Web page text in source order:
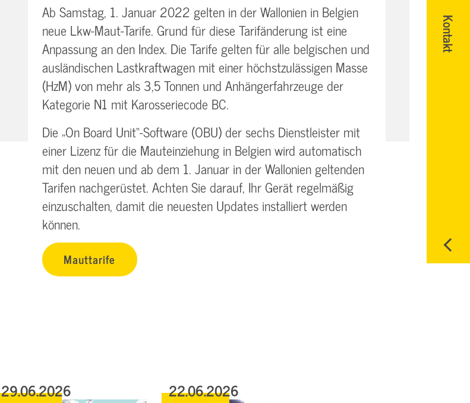
Kontakt
Ab Samstag, 1. Januar 2022 gelten in der Wallonien in Belgien
neue Lkw-Maut-Tarife. Grund für diese Tarifänderung ist eine
Anpassung an den Index. Die Tarife gelten für alle belgischen und
ausländischen Lastkraftwagen mit einer höchstzulässigen Masse
(HzM) von mehr als 3,5 Tonnen und Anhängerfahrzeuge der
Kategorie N1 mit Karosseriecode BC.
Die „On Board Unit“-Software (OBU) der sechs Dienstleister mit
einer Lizenz für die Mauteinziehung in Belgien wird automatisch
mit den neuen und ab dem 1. Januar in der Wallonien geltenden
Tarifen nachgerüstet. Achten Sie darauf, Ihr Gerät regelmäßig
einzuschalten, damit die neuesten Updates installiert werden
können.
Mauttarife
29.06.2026 22.06.2026